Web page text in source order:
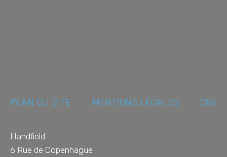
PLAN DU SITE MENTIONS LÉGALES CGV
Handfield
6 Rue de Copenhague